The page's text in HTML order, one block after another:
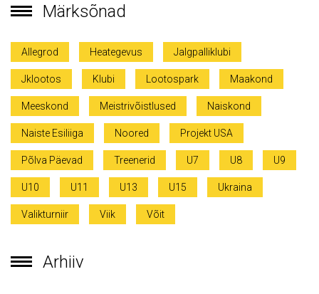
Märksõnad
Allegrod Heategevus Jalgpalliklubi
Jklootos Klubi Lootospark Maakond
Meeskond Meistrivõistlused Naiskond
Naiste Esiliiga Noored Projekt USA
Põlva Päevad Treenerid U7 U8 U9
U10 U11 U13 U15 Ukraina
Valikturniir Viik Võit
Arhiiv